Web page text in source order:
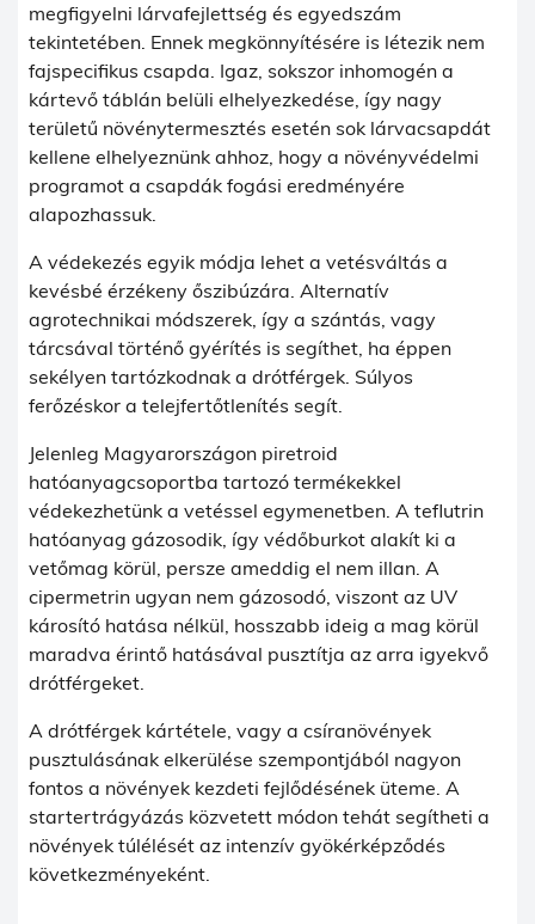
megfigyelni lárvafejlettség és egyedszám
tekintetében. Ennek megkönnyítésére is létezik nem
fajspecifikus csapda. Igaz, sokszor inhomogén a
kártevő táblán belüli elhelyezkedése, így nagy
területű növénytermesztés esetén sok lárvacsapdát
kellene elhelyeznünk ahhoz, hogy a növényvédelmi
programot a csapdák fogási eredményére
alapozhassuk.
A védekezés egyik módja lehet a vetésváltás a
kevésbé érzékeny őszibúzára. Alternatív
agrotechnikai módszerek, így a szántás, vagy
tárcsával történő gyérítés is segíthet, ha éppen
sekélyen tartózkodnak a drótférgek. Súlyos
ferőzéskor a telejfertőtlenítés segít.
Jelenleg Magyarországon piretroid
hatóanyagcsoportba tartozó termékekkel
védekezhetünk a vetéssel egymenetben. A teflutrin
hatóanyag gázosodik, így védőburkot alakít ki a
vetőmag körül, persze ameddig el nem illan. A
cipermetrin ugyan nem gázosodó, viszont az UV
károsító hatása nélkül, hosszabb ideig a mag körül
maradva érintő hatásával pusztítja az arra igyekvő
drótférgeket.
A drótférgek kártétele, vagy a csíranövények
pusztulásának elkerülése szempontjából nagyon
fontos a növények kezdeti fejlődésének üteme. A
startertrágyázás közvetett módon tehát segítheti a
növények túlélését az intenzív gyökérképződés
következményeként.